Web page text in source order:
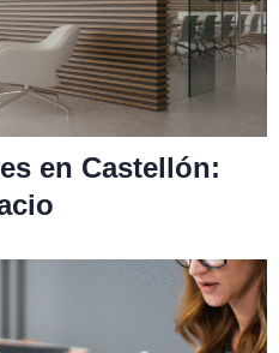
en Castellón: